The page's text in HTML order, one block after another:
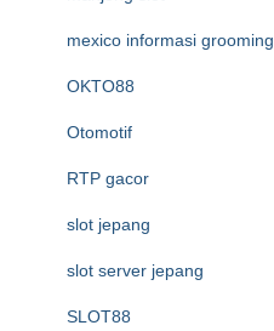
mexico informasi grooming
OKTO88
Otomotif
RTP gacor
slot jepang
slot server jepang
SLOT88